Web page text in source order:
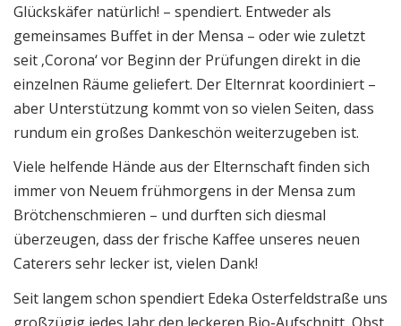
Glückskäfer natürlich! – spendiert. Entweder als
gemeinsames Buffet in der Mensa – oder wie zuletzt
seit ‚Corona‘ vor Beginn der Prüfungen direkt in die
einzelnen Räume geliefert. Der Elternrat koordiniert –
aber Unterstützung kommt von so vielen Seiten, dass
rundum ein großes Dankeschön weiterzugeben ist.
Viele helfende Hände aus der Elternschaft finden sich
immer von Neuem frühmorgens in der Mensa zum
Brötchenschmieren – und durften sich diesmal
überzeugen, dass der frische Kaffee unseres neuen
Caterers sehr lecker ist, vielen Dank!
Seit langem schon spendiert Edeka Osterfeldstraße uns